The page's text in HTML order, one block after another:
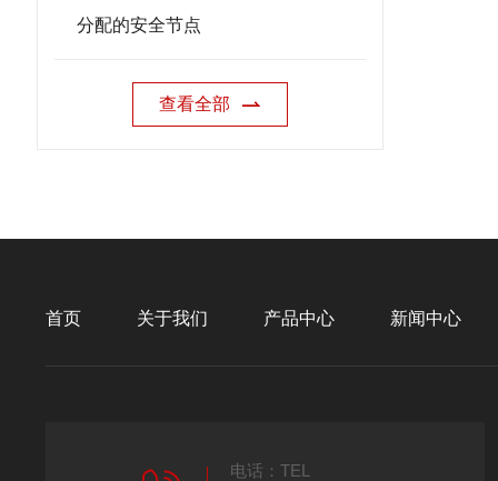
分配的安全节点
查看全部
首页 关于我们 产品中心 新闻中心
电话：TEL